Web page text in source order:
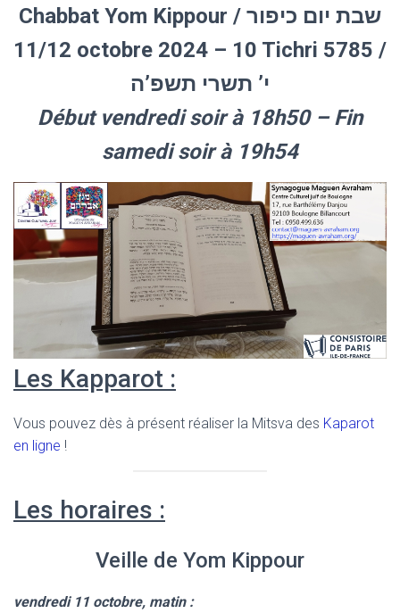
Chabbat Yom Kippour / שבת יום כיפור
11/12 octobre 2024 – 10 Tichri 5785 /
י’ תשרי תשפ’ה
Début vendredi soir à 18h50 – Fin
samedi soir à 19h54
Les Kapparot :
Vous pouvez dès à présent réaliser la Mitsva des Kaparot
en ligne !
Les horaires :
Veille de Yom Kippour
vendredi 11 octobre, matin :